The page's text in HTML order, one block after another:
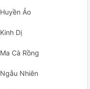
Huyền Ảo
Kinh Dị
Ma Cà Rồng
Ngẫu Nhiên